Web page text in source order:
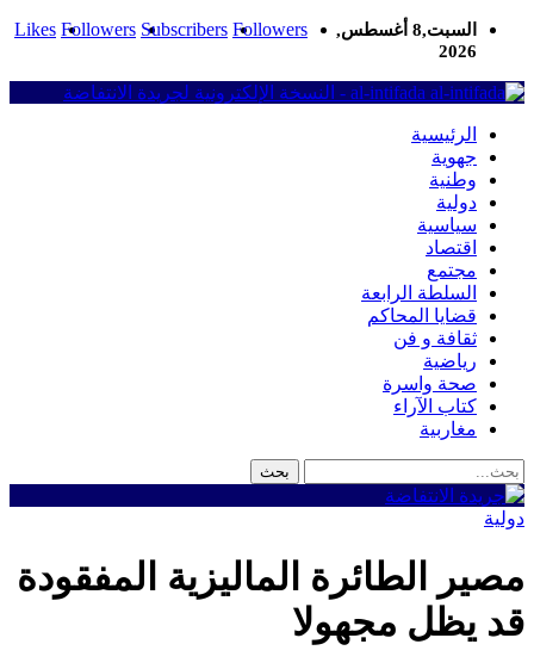
Likes Followers Subscribers Followers
السبت,8 أغسطس,
2026
al-intifada - النسخة الإلكترونية لجريدة الانتفاضة
الرئيسية
جهوية
وطنية
دولية
سياسية
اقتصاد
مجتمع
السلطة الرابعة
قضايا المحاكم
ثقافة و فن
رياضية
صحة واسرة
كتاب الآراء
مغاربية
دولية
مصير الطائرة الماليزية المفقودة
قد يظل مجهولا